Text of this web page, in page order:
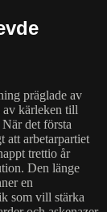
präglade av
av kärleken till
det första
att arbetarpartiet
trettio år
Den länge
en
som vill stärka